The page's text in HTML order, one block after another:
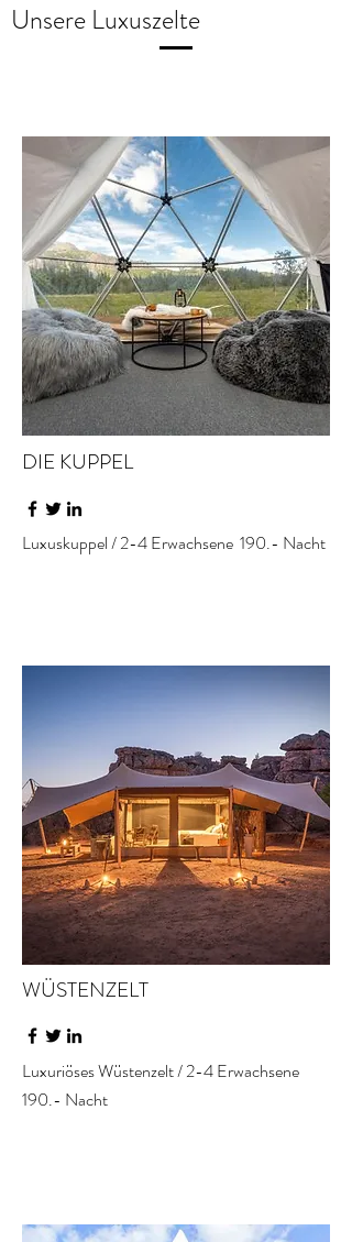
Unsere Luxuszelte
DIE KUPPEL
Luxuskuppel / 2-4 Erwachsene 190.- Nacht
WÜSTENZELT
Luxuriöses Wüstenzelt / 2-4 Erwachsene
190.- Nacht